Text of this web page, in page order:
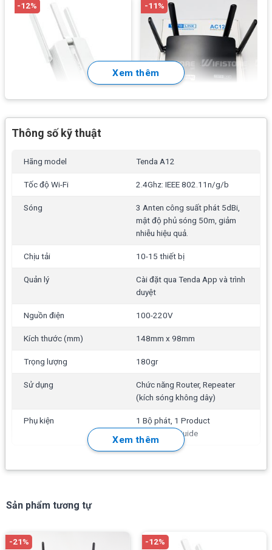
-12%
Mercusys MW300RE | Router
kích sóng WiFi cắm điện tốc
250.000₫
-11%
450.000
-17%
WiFi tốc độ 1167Mbps, 4anten
499.000 ₫
Kích cho 1 lớp tường dày 20cm
(tính từ vị trí lắp đến
bộ phát WiFi gốc)
Xem thêm
Thông số kỹ thuật
Hãng model Tenda A12
Tốc độ Wi-Fi 2.4Ghz: IEEE 802.11n/g/b
Sóng
3 Anten công suất phát 5dBi,
mật độ phủ sóng 50m, giảm
nhiễu hiệu quả.
Chịu tải 10-15 thiết bị
Quản lý
Cài đặt qua Tenda App và trình
duyệt
Nguồn điện 100-220V
Kích thước (mm) 148mm x 98mm
Trọng lượng 180gr
Sử dụng
Chức năng Router, Repeater
(kích sóng không dây)
Phụ kiện
1 Bộ phát, 1 Product
Installation Guide
Xem thêm
Sản phẩm tương tự
-21% -12%